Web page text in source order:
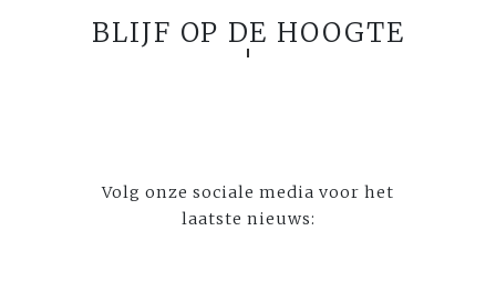
BLIJF OP DE HOOGTE
Volg onze sociale media voor het
laatste nieuws: